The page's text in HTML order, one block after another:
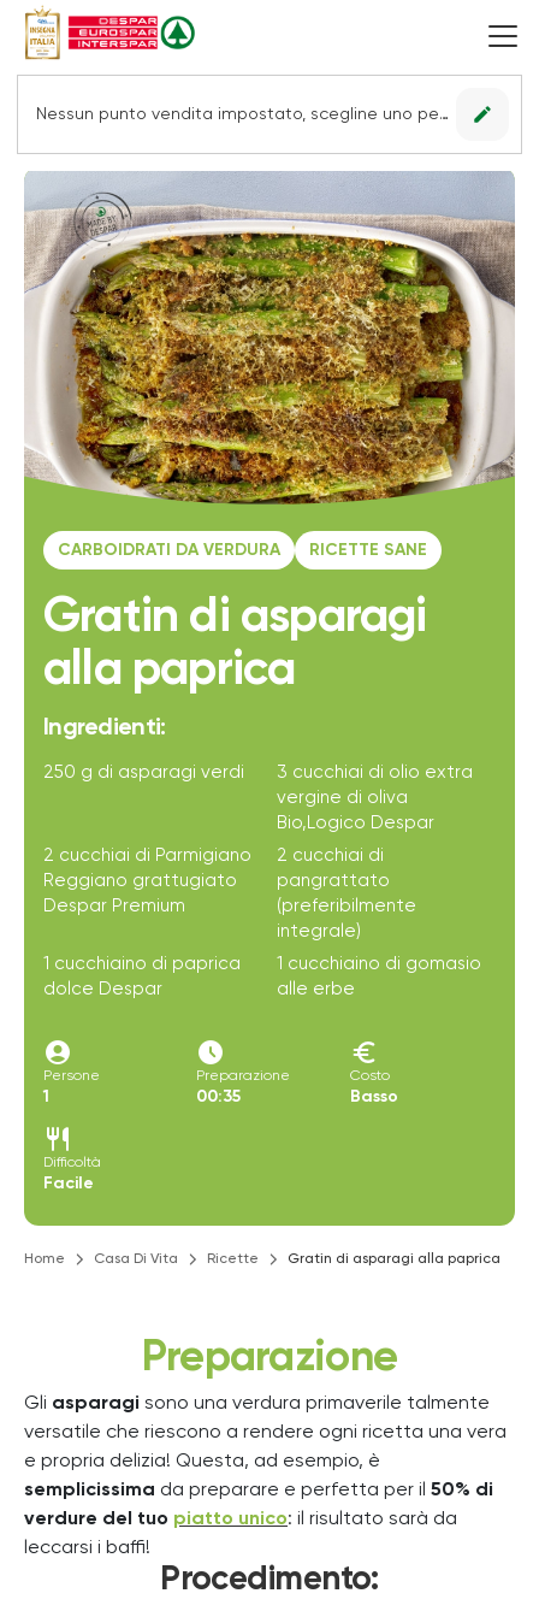
Nessun punto vendita impostato, scegline uno per vedere le offerte. edit
CARBOIDRATI DA VERDURA RICETTE SANE
Gratin di asparagi
alla paprica
Ingredienti:
250 g di asparagi verdi
3 cucchiai di olio extra
vergine di oliva
Bio,Logico Despar
2 cucchiai di Parmigiano
Reggiano grattugiato
Despar Premium
2 cucchiai di
pangrattato
(preferibilmente
integrale)
1 cucchiaino di paprica
dolce Despar
1 cucchiaino di gomasio
alle erbe
account_circle
Persone
1
access_time_filled
Preparazione
00:35
euro
Costo
Basso
restaurant
Difficoltà
Facile
Home Casa Di Vita Ricette Gratin di asparagi alla paprica
Preparazione
Gli asparagi sono una verdura primaverile talmente
versatile che riescono a rendere ogni ricetta una vera
e propria delizia! Questa, ad esempio, è
semplicissima da preparare e perfetta per il 50% di
verdure del tuo piatto unico: il risultato sarà da
leccarsi i baffi!
Procedimento: